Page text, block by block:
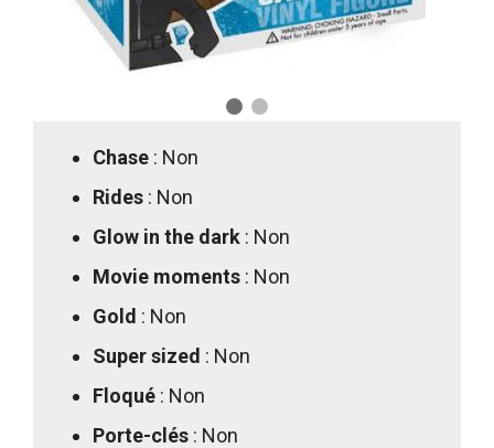
Chase : Non
Rides : Non
Glow in the dark : Non
Movie moments : Non
Gold : Non
Super sized : Non
Floqué : Non
Porte-clés : Non